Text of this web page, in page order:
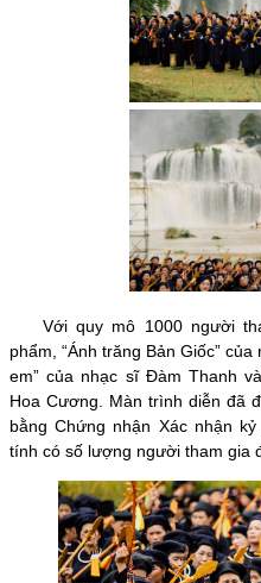
Với quy mô 1000 người
phẩm, “Ánh trăng Bản Giốc”
em” của nhạc sĩ Đàm Thanh
Hoa Cương. Màn trình diễn đã
bằng Chứng nhận Xác nhận
tính có số lượng người tham gia